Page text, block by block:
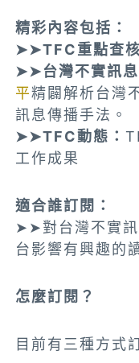
精彩內容包括：
➤➤TFC重點查
➤➤台灣不實訊
平精闢解析台灣
訊息傳播手法。
➤➤TFC動態：
工作成果
適合誰訂閱：
➤➤對台灣不實訊
台影響有興趣的
怎麼訂閱？
目前有三種方式